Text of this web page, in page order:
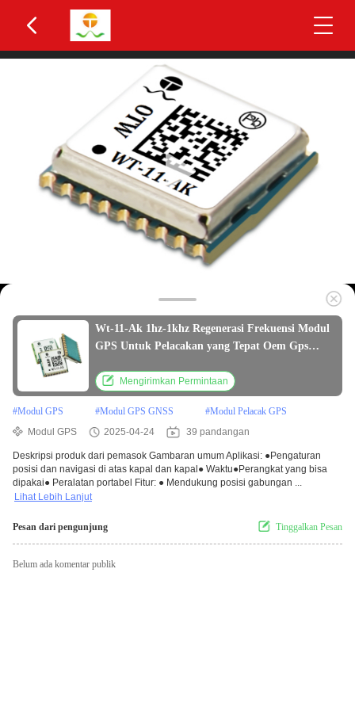
Wt-11-Ak 1hz-1khz Regenerasi Frekuensi Modul
GPS Untuk Pelacakan yang Tepat Oem Gps
Mengirimkan Permintaan
#Modul GPS #Modul GPS GNSS #Modul Pelacak GPS
Modul GPS
2025-04-24 39 pandangan
Deskripsi produk dari pemasok Gambaran umum Aplikasi: ●Pengaturan
posisi dan navigasi di atas kapal dan kapal● Waktu●Perangkat yang bisa
dipakai● Peralatan portabel Fitur: ● Mendukung posisi gabungan ...
Lihat Lebih Lanjut
Pesan dari pengunjung Tinggalkan Pesan
Belum ada komentar publik